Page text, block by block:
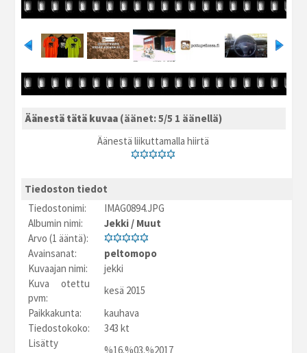
Äänestä tätä kuvaa (äänet: 5/5 1 äänellä)
Äänestä liikuttamalla hiirtä
Tiedoston tiedot
Tiedostonimi:
IMAG0894.JPG
Albumin nimi:
Jekki / Muut
Arvo (1 ääntä):
Avainsanat:
peltomopo
Kuvaajan nimi:
jekki
Kuva otettu
pvm:
kesä 2015
Paikkakunta:
kauhava
Tiedostokoko:
343 kt
Lisätty
%16.%03.%2017